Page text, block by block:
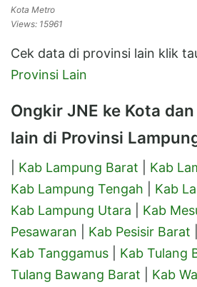
Kota Metro
Views: 15961
Cek data di provinsi lain klik
Provinsi Lain
Ongkir JNE ke Kota
lain di Provinsi
Kab Lampung Barat Kab
Kab Lampung Tengah
Kab
Kab Lampung Utara
Kab
Pesawaran
Kab Pesisir Barat
Kab Tanggamus
Kab Tulang
Tulang Bawang Barat
Kab